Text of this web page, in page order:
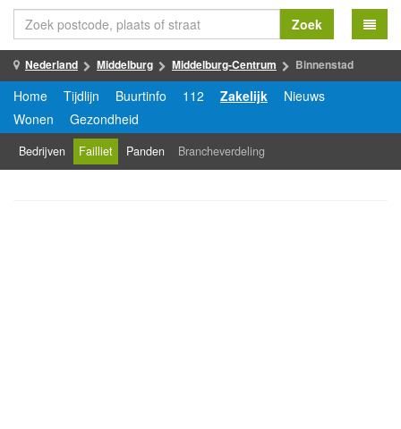
Zoek
Nederland Middelburg Middelburg-Centrum Binnenstad
Home Tijdlijn Buurtinfo 112 Zakelijk
Nieuws
Wonen
Gezondheid
Bedrijven Failliet Panden Brancheverdeling